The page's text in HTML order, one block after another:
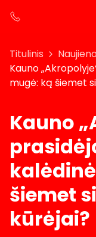
Titulinis
Kauno
mugė: ką šiemet
Kauno
šiemet
kūrėjai?